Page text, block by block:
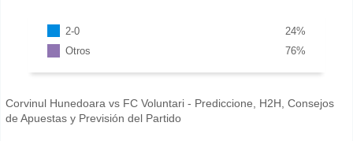
2-0 %
24
Otros
%
76
Corvinul Hunedoara vs FC Voluntari - Prediccione, H2H, Consejos
de Apuestas y Previsión del Partido